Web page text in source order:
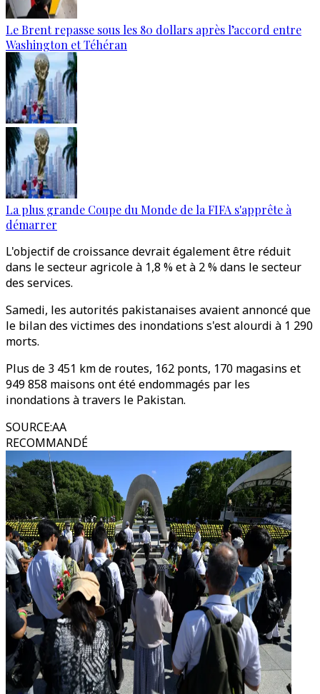
Le Brent repasse sous les 80 dollars après l’accord entre
Washington et Téhéran
La plus grande Coupe du Monde de la FIFA s'apprête à
démarrer
L'objectif de croissance devrait également être réduit
dans le secteur agricole à 1,8 % et à 2 % dans le secteur
des services.
Samedi, les autorités pakistanaises avaient annoncé que
le bilan des victimes des inondations s'est alourdi à 1 290
morts.
Plus de 3 451 km de routes, 162 ponts, 170 magasins et
949 858 maisons ont été endommagés par les
inondations à travers le Pakistan.
SOURCE:AA
RECOMMANDÉ